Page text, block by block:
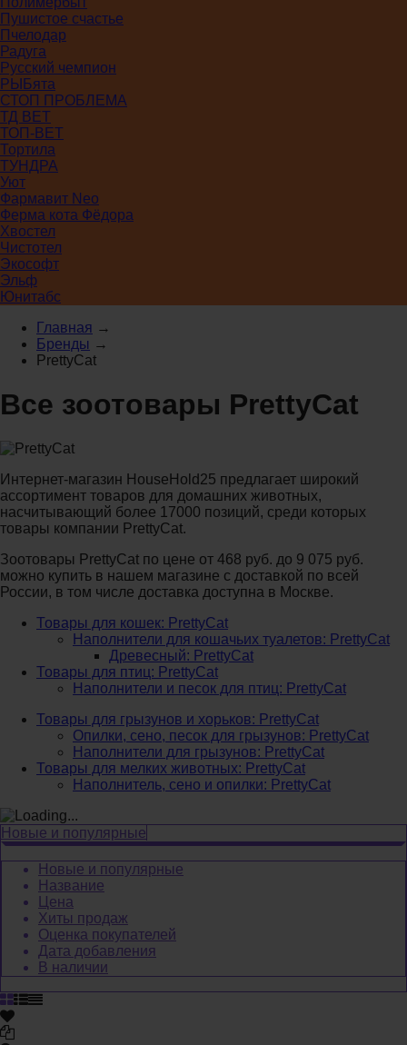
Пушистое счастье
Пчелодар
Радуга
Русский чемпион
РЫБята
СТОП ПРОБЛЕМА
ТД ВЕТ
ТОП-ВЕТ
Тортила
ТУНДРА
Уют
Фармавит Neo
Ферма кота Фёдора
Хвостел
Чистотел
Экософт
Эльф
Юнитабс
Главная →
Бренды →
PrettyCat
Все зоотовары PrettyCat
Интернет-магазин HouseHold25 предлагает широкий
ассортимент товаров для домашних животных,
насчитывающий более 17000 позиций, среди которых
товары компании PrettyCat.
Зоотовары PrettyCat по цене от 468 руб. до 9 075 руб.
можно купить в нашем магазине с доставкой по всей
России, в том числе доставка доступна в Москве.
Товары для кошек: PrettyCat
Наполнители для кошачьих туалетов: PrettyCat
Древесный: PrettyCat
Товары для птиц: PrettyCat
Наполнители и песок для птиц: PrettyCat
Товары для грызунов и хорьков: PrettyCat
Опилки, сено, песок для грызунов: PrettyCat
Наполнители для грызунов: PrettyCat
Товары для мелких животных: PrettyCat
Наполнитель, сено и опилки: PrettyCat
Новые и популярные
Новые и популярные
Название
Цена
Хиты продаж
Оценка покупателей
Дата добавления
В наличии